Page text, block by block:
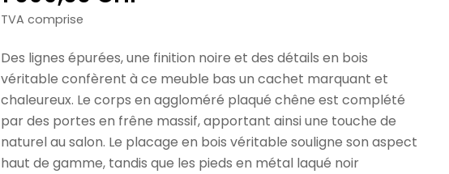
normal
TVA comprise
Des lignes épurées, une finition noire et des détails en bois
véritable confèrent à ce meuble bas un cachet marquant et
chaleureux. Le corps en aggloméré plaqué chêne est complété
par des portes en frêne massif, apportant ainsi une touche de
naturel au salon. Le placage en bois véritable souligne son aspect
haut de gamme, tandis que les pieds en métal laqué noir